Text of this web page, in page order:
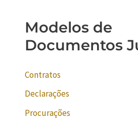
Modelos de
Documentos
Contratos
Declarações
Procurações